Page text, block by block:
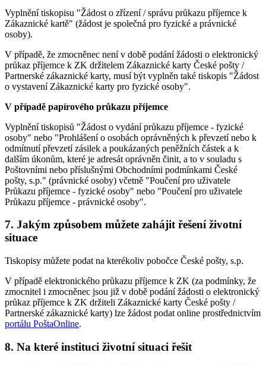
Vyplnění tiskopisu "Žádost o zřízení / správu průkazu příjemce k
Zákaznické kartě" (žádost je společná pro fyzické a právnické
osoby).
V případě, že zmocněnec není v době podání žádosti o elektronický
průkaz příjemce k ZK držitelem Zákaznické karty České pošty /
Partnerské zákaznické karty, musí být vyplněn také tiskopis "Žádost
o vystavení Zákaznické karty pro fyzické osoby".
V případě papírového průkazu příjemce
Vyplnění tiskopisů "Žádost o vydání průkazu příjemce - fyzické
osoby" nebo "Prohlášení o osobách oprávněných k převzetí nebo k
odmítnutí převzetí zásilek a poukázaných peněžních částek a k
dalším úkonům, které je adresát oprávněn činit, a to v souladu s
Poštovními nebo příslušnými Obchodními podmínkami České
pošty, s.p." (právnické osoby) včetně "Poučení pro uživatele
Průkazu příjemce - fyzické osoby" nebo "Poučení pro uživatele
Průkazu příjemce - právnické osoby".
7. Jakým způsobem můžete zahájit řešení životní
situace
Tiskopisy můžete podat na kterékoliv pobočce České pošty, s.p.
V případě elektronického průkazu příjemce k ZK (za podmínky, že
zmocnitel i zmocněnec jsou již v době podání žádosti o elektronický
průkaz příjemce k ZK držiteli Zákaznické karty České pošty /
Partnerské zákaznické karty) lze žádost podat online prostřednictvím
portálu PoštaOnline.
8. Na které instituci životní situaci řešit